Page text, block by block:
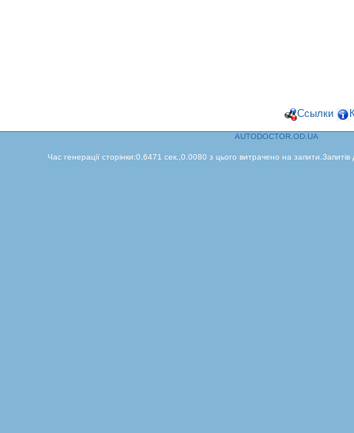
Ссылки
AUTODOCTOR.OD.UA
Час генерації сторінки:0.6471 сек.,0.0080 з цього витрачено на